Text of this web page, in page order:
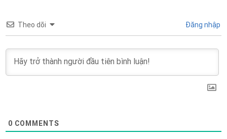
Theo dõi Đăng nhập
0 COMMENTS